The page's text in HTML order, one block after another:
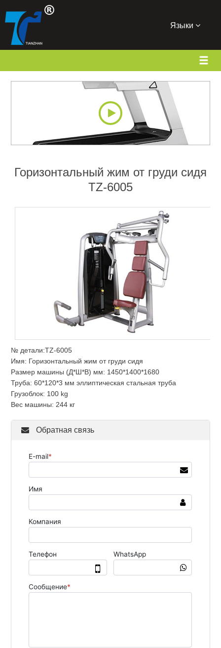
Языки
Горизонтальный жим от груди сидя
TZ-6005
№ детали:TZ-6005
Имя: Горизонтальный жим от груди сидя
Размер машины (Д*Ш*В) мм: 1450*1400*1680
Труба: 60*120*3 мм эллиптическая стальная труба
Грузоблок: 100 kg
Вес машины: 244 кг
Обратная связь